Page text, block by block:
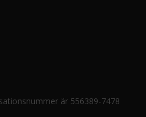
är 556389-7478